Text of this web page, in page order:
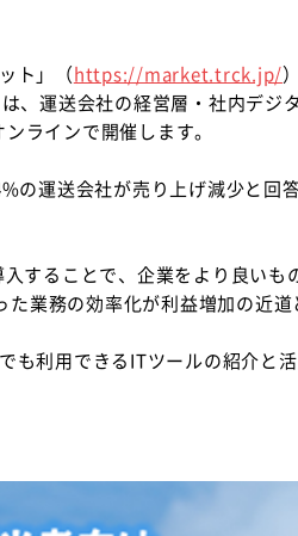
ト」（ https://market.trck.jp/
、運送会社の経営層・社内デジ
ラインで開催します。
の運送会社が売り上げ減少と回
することで、企業をより良いも
業務の効率化が利益増加の近道
利用できるITツールの紹介と活